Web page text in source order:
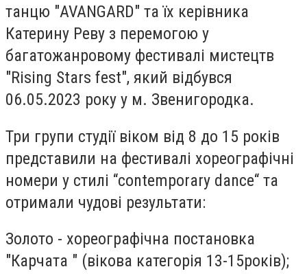
танцю "AVANGARD" та їх керівника
Катерину Реву з перемогою у
багатожанровому фестивалі мистецтв
"Rising Stars fest", який відбувся
06.05.2023 року у м. Звенигородка.
Три групи студії віком від 8 до 15 років
представили на фестивалі хореографічні
номери у стилі “contemporary dance“ та
отримали чудові результати:
Золото - хореографічна постановка
"Карчата " (вікова категорія 13-15років);